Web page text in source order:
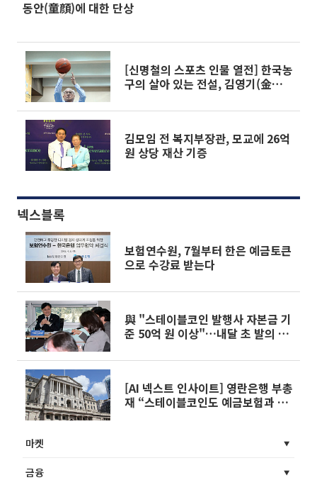
동안(童顔)에 대한 단상
[신명철의 스포츠 인물 열전] 한국농
구의 살아 있는 전설, 김영기(金英
김모임 전 복지부장관, 모교에 26억
원 상당 재산 기증
넥스블록
보험연수원, 7월부터 한은 예금토큰
으로 수강료 받는다
與 "스테이블코인 발행사 자본금 기
준 50억 원 이상"…내달 초 발의 추
[AI 넥스트 인사이트] 영란은행 부총
재 “스테이블코인도 예금보험과 유
마켓
금융